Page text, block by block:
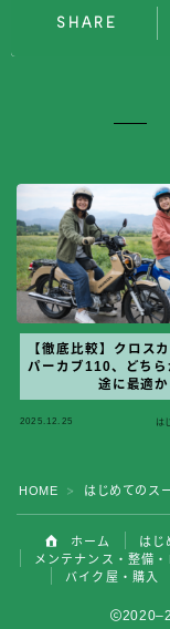
んか？
SHARE
【徹底比較】クロス
パーカブ110、どちら
途に最適か
2025.12.25 は
HOME ＞ はじめてのス
ホーム はじ
メンテナンス・整備
バイク屋・購入